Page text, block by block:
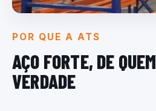
POR QUE A ATS
AÇO FORTE, DE QUEM
VERDADE